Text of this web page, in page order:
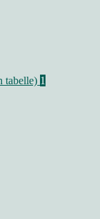
tabelle) 1